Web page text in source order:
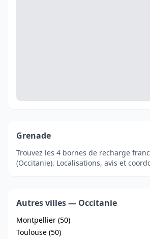
Grenade
Trouvez les 4 bornes de recharge
(Occitanie). Localisations, avis et
Autres villes — Occitanie
Montpellier (50)
Toulouse (50)